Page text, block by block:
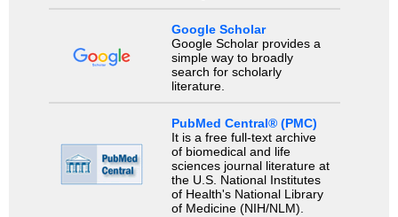
Google Scholar
Google Scholar provides a
simple way to broadly
search for scholarly
literature.
PubMed Central® (PMC)
It is a free full-text archive
of biomedical and life
sciences journal literature at
the U.S. National Institutes
of Health's National Library
of Medicine (NIH/NLM).